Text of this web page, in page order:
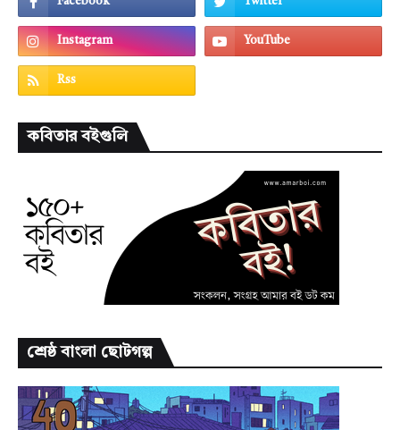
কবিতার বইগুলি
শ্রেষ্ঠ বাংলা ছোটগল্প